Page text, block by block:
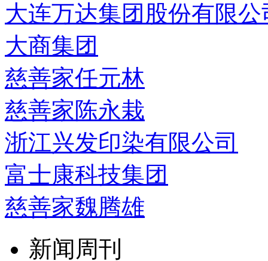
大连万达集团股份有限公
大商集团
慈善家任元林
慈善家陈永栽
浙江兴发印染有限公司
富士康科技集团
慈善家魏腾雄
新闻周刊